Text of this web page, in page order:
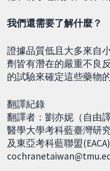
我們還需要了解什麼？
證據品質低且大多來自
劑皆有潛在的嚴重不良
的試驗來確定這些藥物
翻譯紀錄
翻譯者：劉亦妮（自由
醫學大學考科藍臺灣研
及東亞考科藍聯盟